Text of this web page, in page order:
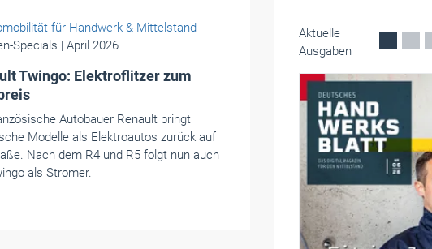
für Handwerk & Mittelstand -
Specials | April 2026
Twingo: Elektroflitzer zum
Autobauer Renault bringt
Modelle als Elektroautos zurück auf
Nach dem R4 und R5 folgt nun auch
als Stromer.
Aktuelle
Ausgaben